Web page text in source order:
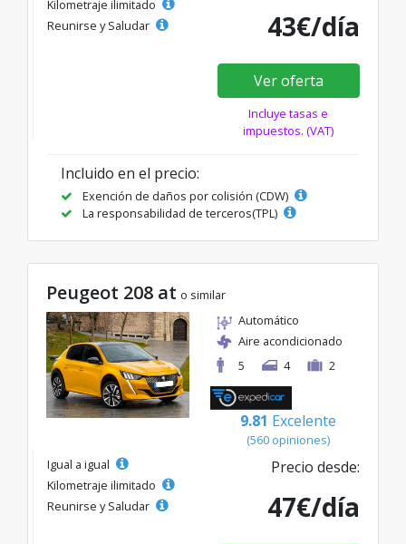
Kilometraje ilimitado
Reunirse y Saludar
43€/día
Ver oferta
Incluye tasas e
impuestos. (VAT)
Incluido en el precio:
Exención de daños por colisión (CDW)
La responsabilidad de terceros(TPL)
Peugeot 208 at o similar
Automático
Aire acondicionado
5
4 2
9.81 Excelente
(560 opiniones)
Igual a igual
Kilometraje ilimitado
Reunirse y Saludar
Precio desde:
47€/día